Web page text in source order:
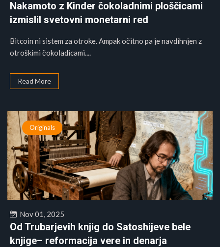
Nakamoto z Kinder čokoladnimi ploščicami
izmislil svetovni monetarni red
Bitcoin ni sistem za otroke. Ampak očitno pa je navdihnjen z
otroškimi čokoladicami....
Read More
Originals
Nov 01, 2025
Od Trubarjevih knjig do Satoshijeve bele
knjige– reformacija vere in denarja